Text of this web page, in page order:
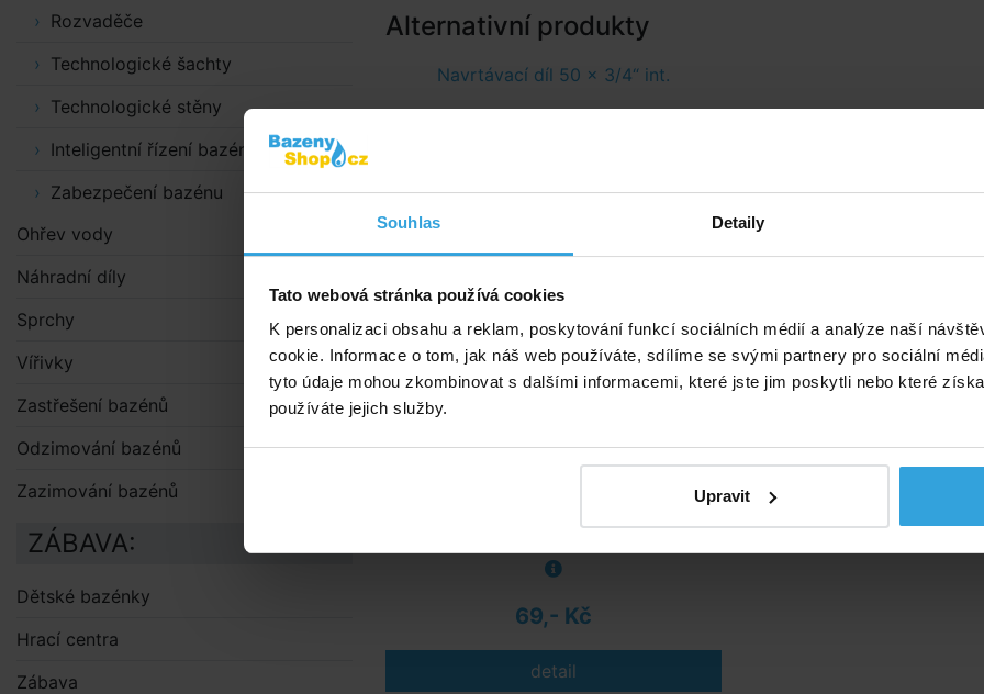
Souhlas Detaily
Tato webová stránka používá cookies
K personalizaci obsahu a reklam, poskytování funkcí sociálních médií a analýze naší
cookie. Informace o tom, jak náš web používáte, sdílíme se svými partnery pro sociální
tyto údaje mohou zkombinovat s dalšími informacemi, které jste jim poskytli nebo které
používáte jejich služby.
Upravit
Alternativní produkty
Navrtávací díl 50 x 3/4“ int.
průměru 50mm.
69,- Kč
detail
Rozvaděče
Technologické šachty
Technologické stěny
Inteligentní řízení bazénů
Zabezpečení bazénu
Ohřev vody
Náhradní díly
Sprchy
Vířivky
Zastřešení bazénů
Odzimování bazénů
Zazimování bazénů
ZÁBAVA:
Dětské bazénky
Hrací centra
Zábava